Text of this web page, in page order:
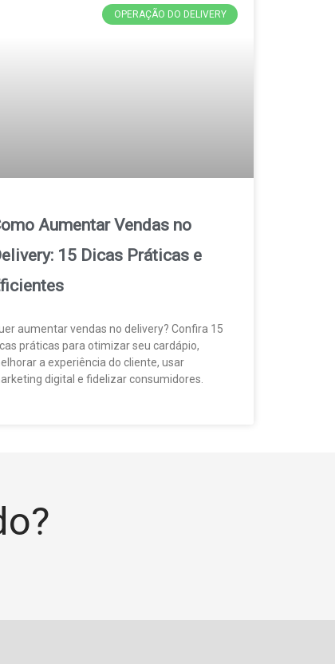
OPERAÇÃO DO DELIVERY
Aumentar Vendas no
15 Dicas Práticas e
aumentar vendas no delivery? Confira 15
práticas para otimizar seu cardápio,
a experiência do cliente, usar
digital e fidelizar consumidores.